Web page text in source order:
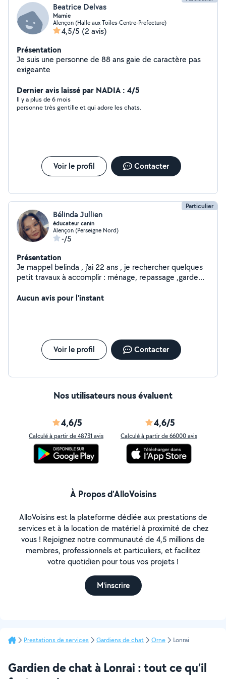
Beatrice Delvas
Mamie
Alençon (Halle aux Toiles-Centre-Prefecture)
4,5/5 (2 avis)
Présentation
Je suis une personne de 88 ans gaie de caractère pas
exigeante
Dernier avis laissé par NADIA : 4/5
Il y a plus de 6 mois
personne très gentille et qui adore les chats.
Voir le profil Contacter
Particulier
Bélinda Jullien
éducateur canin
Alençon (Perseigne Nord)
-/5
Présentation
Je mappel belinda , j'ai 22 ans , je rechercher quelques
petit travaux à accomplir : ménage, repassage ,garde
Aucun avis pour l'instant
Voir le profil Contacter
Nos utilisateurs nous évaluent
4,6/5
Calculé à partir de 48731 avis
4,6/5
Calculé à partir de 66000 avis
À Propos d’AlloVoisins
AlloVoisins est la plateforme dédiée aux prestations de
services et à la location de matériel à proximité de chez
vous ! Rejoignez notre communauté de 4,5 millions de
membres, professionnels et particuliers, et facilitez
votre quotidien pour tous vos projets !
M'inscrire
Prestations de services Gardiens de chat Orne Lonrai
Gardien de chat à Lonrai : tout ce qu’il